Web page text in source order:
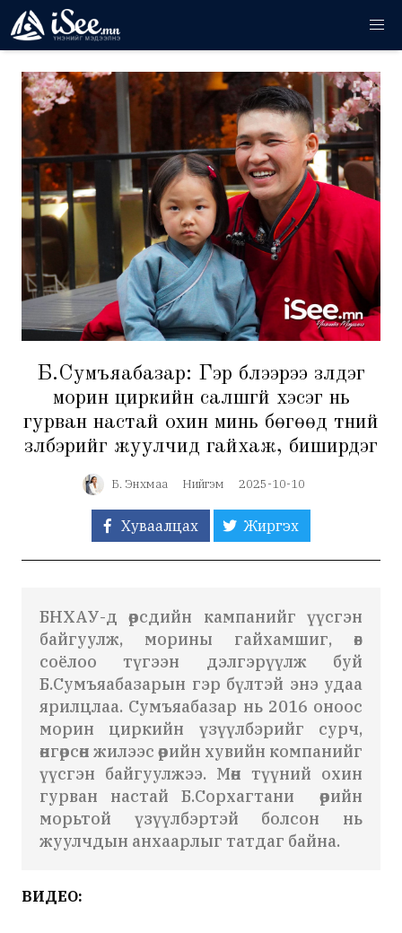
Б.Сумъяабазар: Гэр бүлээрээ үзүүлдэг
морин циркийн салшгүй хэсэг нь
гурван настай охин минь бөгөөд түүний
үзүүлбэрийг жуулчид гайхаж, биширдэг
Б. Энхмаа Нийгэм 2025-10-10
Хуваалцах Жиргэх
БНХАУ-д өөрсдийн кампанийг үүсгэн
байгуулж, морины гайхамшиг, өв
соёлоо түгээн дэлгэрүүлж буй
Б.Сумъяабазарын гэр бүлтэй энэ удаа
ярилцлаа. Сумъяабазар нь 2016 оноос
морин циркийн үзүүлбэрийг сурч,
өнгөрсөн жилээс өөрийн хувийн компанийг
үүсгэн байгуулжээ. Мөн түүний охин
гурван настай Б.Сорхагтани өөрийн
морьтой үзүүлбэртэй болсон нь
жуулчдын анхаарлыг татдаг байна.
ВИДЕО: